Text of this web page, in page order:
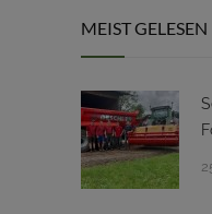
MEIST GELESEN